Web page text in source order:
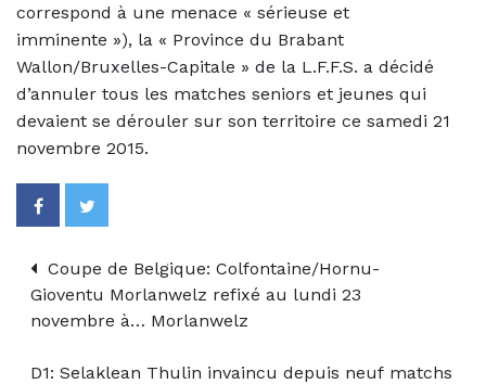
correspond à une menace « sérieuse et
imminente »), la « Province du Brabant
Wallon/Bruxelles-Capitale » de la L.F.F.S. a décidé
d’annuler tous les matches seniors et jeunes qui
devaient se dérouler sur son territoire ce samedi 21
novembre 2015.
Coupe de Belgique: Colfontaine/Hornu-
Gioventu Morlanwelz refixé au lundi 23
novembre à… Morlanwelz
D1: Selaklean Thulin invaincu depuis neuf matchs